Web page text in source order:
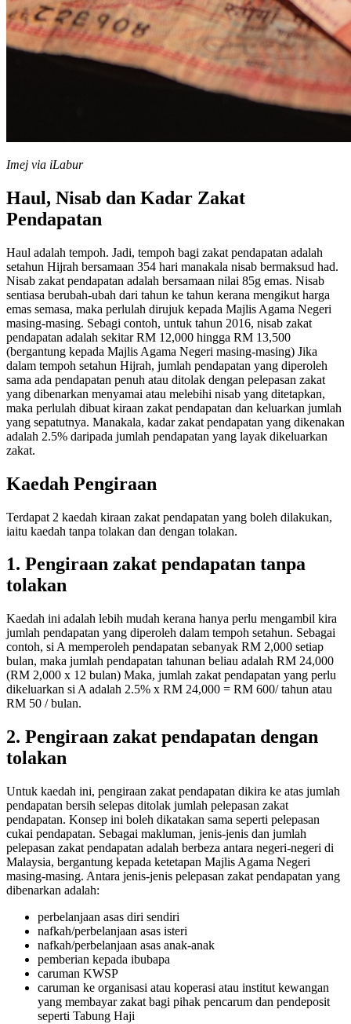
Imej via iLabur
Haul, Nisab dan Kadar Zakat
Pendapatan
Haul adalah tempoh. Jadi, tempoh bagi zakat pendapatan adalah
setahun Hijrah bersamaan 354 hari manakala nisab bermaksud had.
Nisab zakat pendapatan adalah bersamaan nilai 85g emas. Nisab
sentiasa berubah-ubah dari tahun ke tahun kerana mengikut harga
emas semasa, maka perlulah dirujuk kepada Majlis Agama Negeri
masing-masing. Sebagi contoh, untuk tahun 2016, nisab zakat
pendapatan adalah sekitar RM 12,000 hingga RM 13,500
(bergantung kepada Majlis Agama Negeri masing-masing) Jika
dalam tempoh setahun Hijrah, jumlah pendapatan yang diperoleh
sama ada pendapatan penuh atau ditolak dengan pelepasan zakat
yang dibenarkan menyamai atau melebihi nisab yang ditetapkan,
maka perlulah dibuat kiraan zakat pendapatan dan keluarkan jumlah
yang sepatutnya. Manakala, kadar zakat pendapatan yang dikenakan
adalah 2.5% daripada jumlah pendapatan yang layak dikeluarkan
zakat.
Kaedah Pengiraan
Terdapat 2 kaedah kiraan zakat pendapatan yang boleh dilakukan,
iaitu kaedah tanpa tolakan dan dengan tolakan.
1. Pengiraan zakat pendapatan tanpa
tolakan
Kaedah ini adalah lebih mudah kerana hanya perlu mengambil kira
jumlah pendapatan yang diperoleh dalam tempoh setahun. Sebagai
contoh, si A memperoleh pendapatan sebanyak RM 2,000 setiap
bulan, maka jumlah pendapatan tahunan beliau adalah RM 24,000
(RM 2,000 x 12 bulan) Maka, jumlah zakat pendapatan yang perlu
dikeluarkan si A adalah 2.5% x RM 24,000 = RM 600/ tahun atau
RM 50 / bulan.
2. Pengiraan zakat pendapatan dengan
tolakan
Untuk kaedah ini, pengiraan zakat pendapatan dikira ke atas jumlah
pendapatan bersih selepas ditolak jumlah pelepasan zakat
pendapatan. Konsep ini boleh dikatakan sama seperti pelepasan
cukai pendapatan. Sebagai makluman, jenis-jenis dan jumlah
pelepasan zakat pendapatan adalah berbeza antara negeri-negeri di
Malaysia, bergantung kepada ketetapan Majlis Agama Negeri
masing-masing. Antara jenis-jenis pelepasan zakat pendapatan yang
dibenarkan adalah:
perbelanjaan asas diri sendiri
nafkah/perbelanjaan asas isteri
nafkah/perbelanjaan asas anak-anak
pemberian kepada ibubapa
caruman KWSP
caruman ke organisasi atau koperasi atau institut kewangan
yang membayar zakat bagi pihak pencarum dan pendeposit
seperti Tabung Haji